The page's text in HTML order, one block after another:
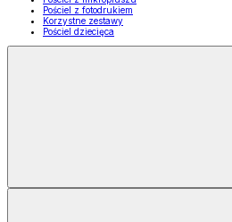
Pościel z fotodrukiem
Korzystne zestawy
Pościel dziecięca